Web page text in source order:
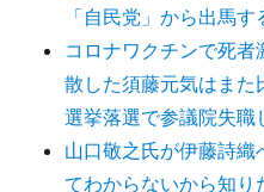
「自民党」から出馬す
コロナワクチンで死
散した須藤元気はまた
選挙落選で参議院失職
山口敬之氏が伊藤詩
てわからないから知り